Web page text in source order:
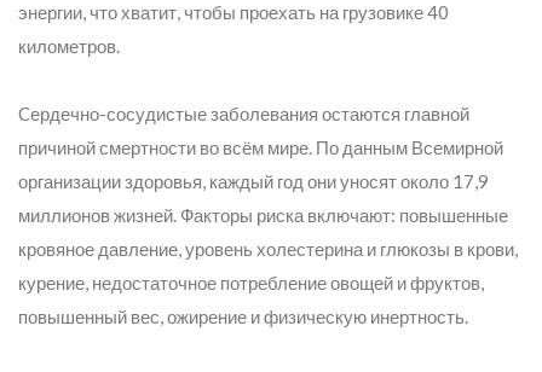
энергии, что хватит, чтобы проехать на грузовике 40
километров.
Cердечно-сосудистые заболевания остаются главной
причиной смертности во всём мире. По данным Всемирной
организации здоровья, каждый год они уносят около 17,9
миллионов жизней. Факторы риска включают: повышенные
кровяное давление, уровень холестерина и глюкозы в крови,
курение, недостаточное потребление овощей и фруктов,
повышенный вес, ожирение и физическую инертность.